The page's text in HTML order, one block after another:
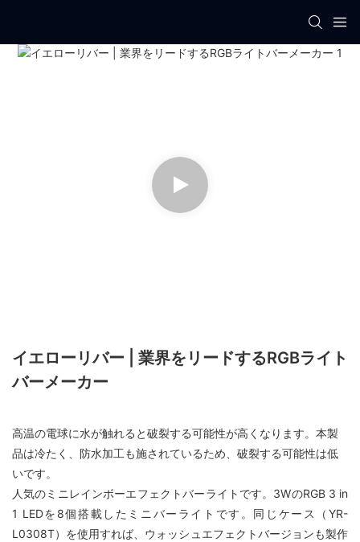
イエローリバー | 業界をリードするRGBライト
バーメーカー
高温の電球に水が触れると破裂する可能性が高くなります。本製
品は冷たく、防水加工も施されているため、破裂する可能性は低
いです。
人気のミニレインボーエフェクトバーライトです。3WのRGB 3 in
1 LEDを8個搭載したミニバーライトです。同じケース（YR-
L0308T）を使用すれば、ウォッシュエフェクトバージョンも製作